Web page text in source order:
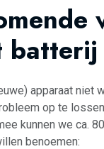
apparaat niet
op te
kunnen we ca.
benoemen: